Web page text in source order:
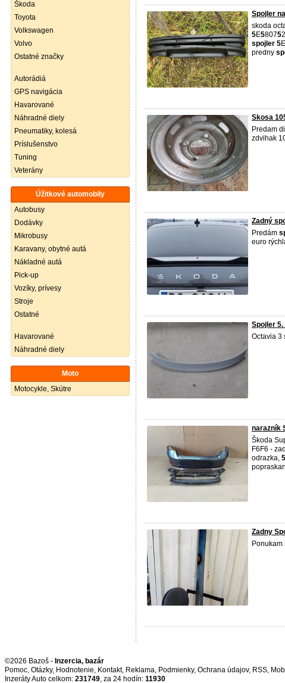
Škoda
Toyota
Volkswagen
Volvo
Ostatné značky
Autorádiá
GPS navigácia
Havarované
Náhradné diely
Pneumatiky, kolesá
Príslušenstvo
Tuning
Veterány
Úžitkové automobily
Autobusy
Dodávky
Mikrobusy
Karavany, obytné autá
Nákladné autá
Pick-up
Vozíky, prívesy
Stroje
Ostatné
Havarované
Náhradné diely
Moto
Motocykle, Skútre
Spojler
skoda
5E58075
spojler 5
predny
Skosa
Predam
zdvihak
Zadný
Predám
euro
Spojler
Octavia 3
narazník
Škoda
F6F6 -
odrazka, 5
Zadny
Ponukam
©2026 Bazoš - Inzercia, bazár
Pomoc, Otázky, Hodnotenie, Kontakt, Reklama, Podmienky, Ochrana údajov, RSS,
Inzeráty Auto celkom: 231749, za 24 hodín: 11930